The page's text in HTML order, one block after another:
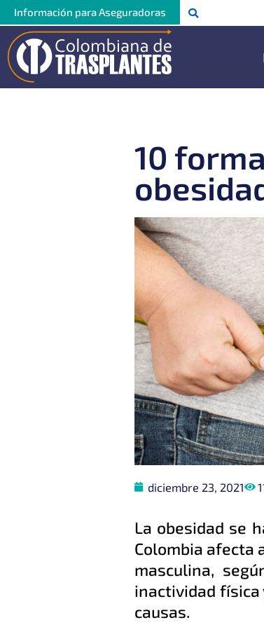
al
contenido
Información para Aseguradoras
10
diciembre 23, 2021
La obesidad se
Colombia afecta
masculina,
inactividad física
causas.